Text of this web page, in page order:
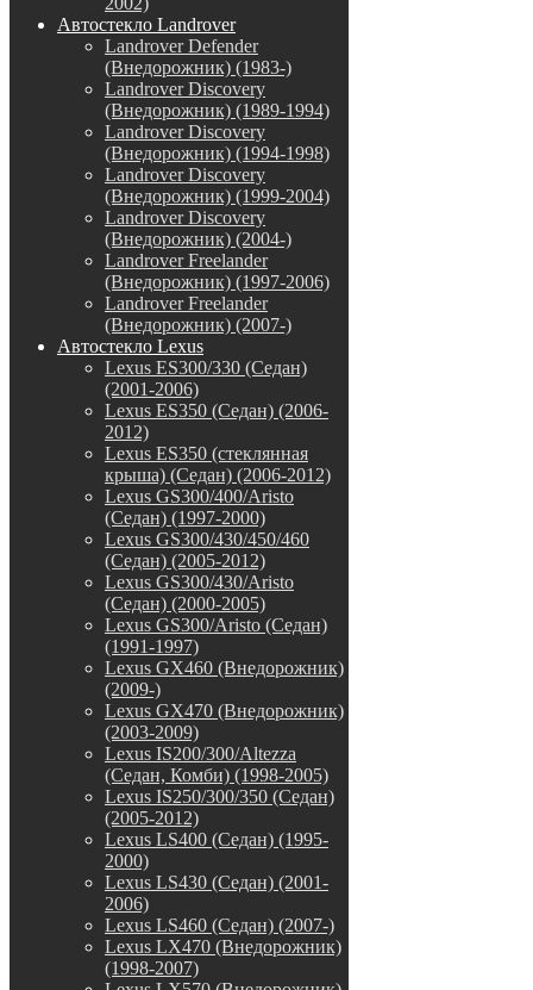
Автостекло Landrover
Landrover Defender
(Внедорожник) (1983-)
Landrover Discovery
(Внедорожник) (1989-1994)
Landrover Discovery
(Внедорожник) (1994-1998)
Landrover Discovery
(Внедорожник) (1999-2004)
Landrover Discovery
(Внедорожник) (2004-)
Landrover Freelander
(Внедорожник) (1997-2006)
Landrover Freelander
(Внедорожник) (2007-)
Автостекло Lexus
Lexus ES300/330 (Седан)
(2001-2006)
Lexus ES350 (Седан) (2006-
2012)
Lexus ES350 (стеклянная
крыша) (Седан) (2006-2012)
Lexus GS300/400/Aristo
(Седан) (1997-2000)
Lexus GS300/430/450/460
(Седан) (2005-2012)
Lexus GS300/430/Aristo
(Седан) (2000-2005)
Lexus GS300/Aristo (Седан)
(1991-1997)
Lexus GX460 (Внедорожник)
(2009-)
Lexus GX470 (Внедорожник)
(2003-2009)
Lexus IS200/300/Altezza
(Седан, Комби) (1998-2005)
Lexus IS250/300/350 (Седан)
(2005-2012)
Lexus LS400 (Седан) (1995-
2000)
Lexus LS430 (Седан) (2001-
2006)
Lexus LS460 (Седан) (2007-)
Lexus LX470 (Внедорожник)
(1998-2007)